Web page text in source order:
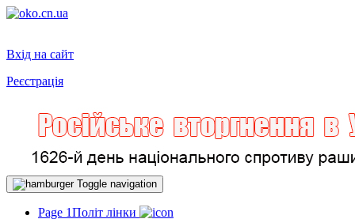
Вхід на сайт
Реєстрація
Toggle navigation
Page 1Політ лінки